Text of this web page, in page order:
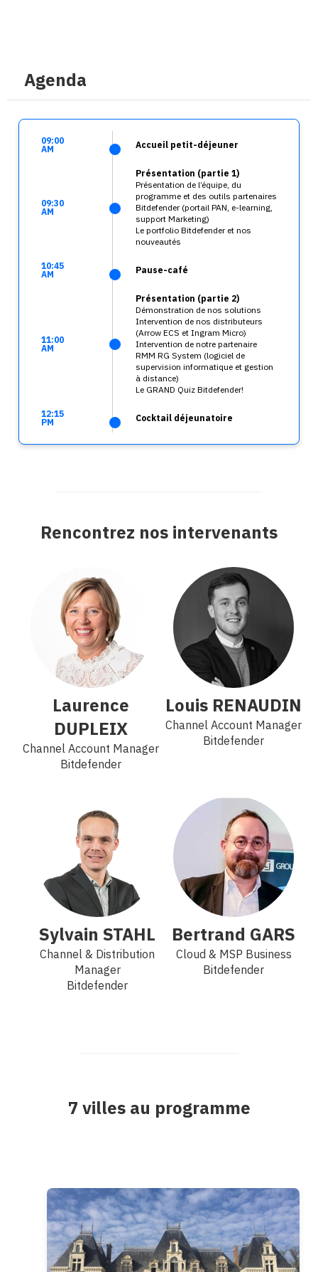
Agenda
09:00
AM
Accueil petit-déjeuner
09:30
AM
Présentation (partie 1)
Présentation de l’équipe, du
programme et des outils partenaires
Bitdefender (portail PAN, e-learning,
support Marketing)
Le portfolio Bitdefender et nos
nouveautés
10:45
AM
Pause-café
11:00
AM
Présentation (partie 2)
Démonstration de nos solutions
Intervention de nos distributeurs
(Arrow ECS et Ingram Micro)
Intervention de notre partenaire
RMM RG System (logiciel de
supervision informatique et gestion
à distance)
Le GRAND Quiz Bitdefender!
12:15
PM
Cocktail déjeunatoire
Rencontrez nos intervenants
Laurence
DUPLEIX
Channel Account Manager
Bitdefender
Louis RENAUDIN
Channel Account Manager
Bitdefender
Sylvain STAHL
Channel & Distribution
Manager
Bitdefender
Bertrand GARS
Cloud & MSP Business
Bitdefender
7 villes au programme